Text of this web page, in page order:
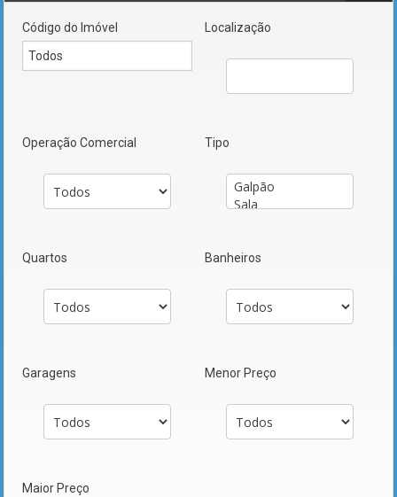
Código do Imóvel Localização
Operação Comercial Tipo
Quartos Banheiros
Garagens Menor Preço
Maior Preço